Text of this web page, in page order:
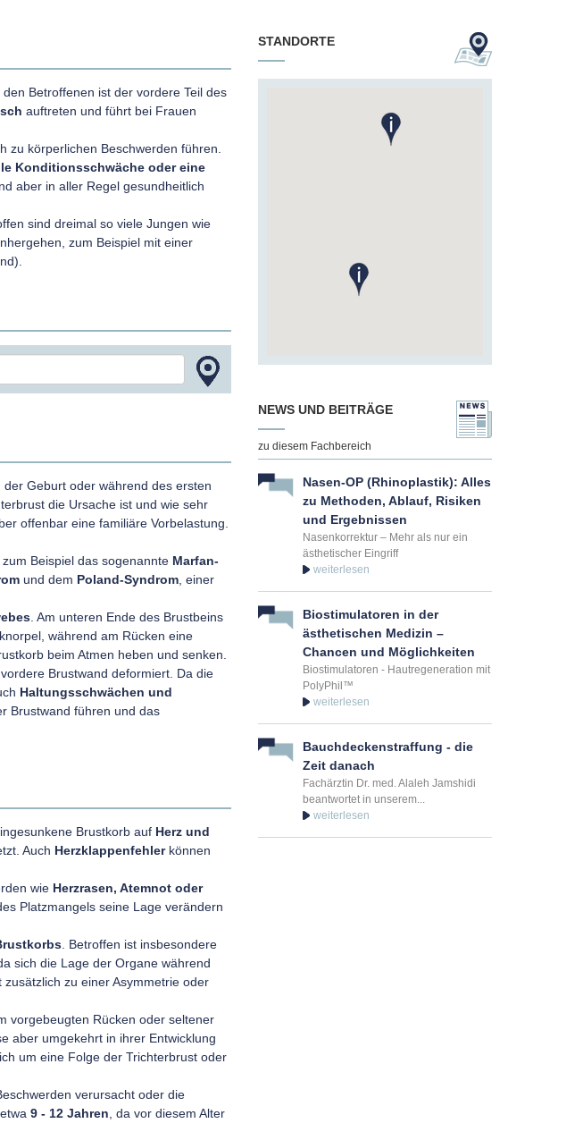
Betroffenen ist der vordere Teil des
auftreten und führt bei Frauen
zu körperlichen Beschwerden führen.
Konditionsschwäche oder eine
aber in aller Regel gesundheitlich
sind dreimal so viele Jungen wie
zum Beispiel mit einer
der Geburt oder während des ersten
die Ursache ist und wie sehr
offenbar eine familiäre Vorbelastung.
Beispiel das sogenannte Marfan-
und dem Poland-Syndrom , einer
. Am unteren Ende des Brustbeins
während am Rücken eine
beim Atmen heben und senken.
Brustwand deformiert. Da die
Haltungsschwächen und
Brustwand führen und das
Brustkorb auf Herz und
Auch Herzklappenfehlerkönnen
wie Herzrasen, Atemnot oder
Platzmangels seine Lage verändern
. Betroffen ist insbesondere
sich die Lage der Organe während
zu einer Asymmetrie oder
vorgebeugten Rücken oder seltener
aber umgekehrt in ihrer Entwicklung
um eine Folge der Trichterbrust oder
verursacht oder die
9 - 12 Jahren , da vor diesem Alter
STANDORTE
NEWS UND BEITRÄGE
zu diesem Fachbereich
Nasen-OP (Rhinoplastik): Alles
zu Methoden, Ablauf, Risiken
und Ergebnissen
Nasenkorrektur – Mehr als nur ein
ästhetischer Eingriff
Biostimulatoren in der
ästhetischen Medizin –
Chancen und Möglichkeiten
Biostimulatoren - Hautregeneration mit
PolyPhil™
Bauchdeckenstraffung - die
Zeit danach
Fachärztin Dr. med. Alaleh Jamshidi
beantwortet in unserem...